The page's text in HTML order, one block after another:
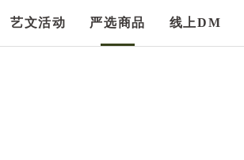
艺文活动 严选商品 线上DM